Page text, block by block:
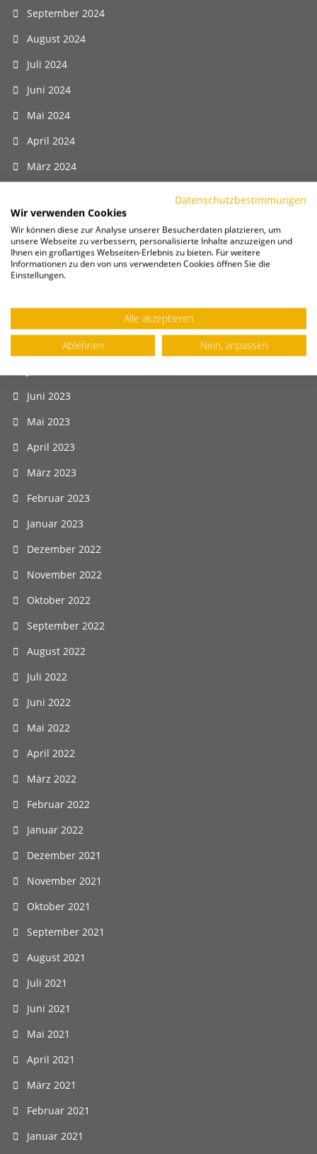
September 2024
August 2024
Juli 2024
Juni 2024
Mai 2024
April 2024
März 2024
Januar 2024
Dezember 2023
November 2023
August 2023
Juni 2023
Mai 2023
April 2023
März 2023
Februar 2023
Januar 2023
Dezember 2022
November 2022
Oktober 2022
September 2022
August 2022
Juli 2022
Juni 2022
Mai 2022
April 2022
März 2022
Februar 2022
Januar 2022
Dezember 2021
November 2021
Oktober 2021
September 2021
August 2021
Juli 2021
Juni 2021
Mai 2021
April 2021
März 2021
Februar 2021
Januar 2021
Datenschutzbestimmungen
Wir verwenden Cookies
Wir können diese zur Analyse unserer Besucherdaten platzieren, um
unsere Webseite zu verbessern, personalisierte Inhalte anzuzeigen und
Ihnen ein großartiges Webseiten-Erlebnis zu bieten. Für weitere
Informationen zu den von uns verwendeten Cookies öffnen Sie die
Einstellungen.
Alle akzeptieren
Ablehnen
Nein, anpassen